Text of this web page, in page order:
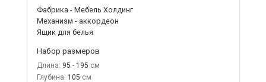
Фабрика - Мебель Холдинг
Механизм - аккордеон
Ящик для белья
Набор размеров
Длина: 95 - 195
Глубина: 105